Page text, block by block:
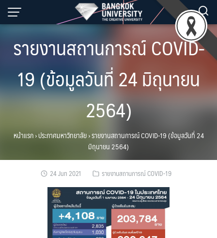
Skip
รายงานสถานการณ์ COVID-
19 (ข้อมูลวันที่ 24 มิถุนายน
2564)
หน้าแรก›ประกาศมหาวิทยาลัย›รายงานสถานการณ์ COVID-19 (ข้อมูลวันที่ 24
มิถุนายน 2564)
24 Jun 2021 รายงานสถานการณ์ COVID-19